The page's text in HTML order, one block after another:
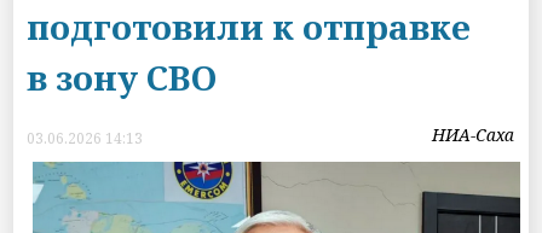
подготовили к отправке
в зону СВО
03.06.2026 14:13 НИА-Саха